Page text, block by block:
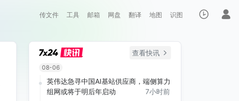
传文件 工具 邮箱 网盘 翻译 地图 识图
查看快讯
08-06
7小时前
英伟达急寻中国AI基站供应商，端侧算力
组网或将于明后年启动